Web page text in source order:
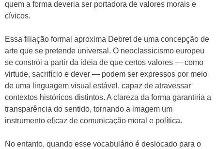
quem a forma deveria ser portadora de valores morais e
cívicos.
Essa filiação formal aproxima Debret de uma concepção de
arte que se pretende universal. O neoclassicismo europeu
se constrói a partir da ideia de que certos valores — como
virtude, sacrifício e dever — podem ser expressos por meio
de uma linguagem visual estável, capaz de atravessar
contextos históricos distintos. A clareza da forma garantiria a
transparência do sentido, tornando a imagem um
instrumento eficaz de comunicação moral e política.
No entanto, quando esse vocabulário é deslocado para o